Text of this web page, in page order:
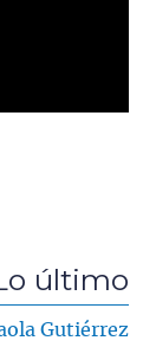
último
Gutiérrez